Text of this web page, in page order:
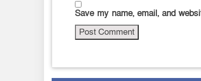
Save my name, email, and